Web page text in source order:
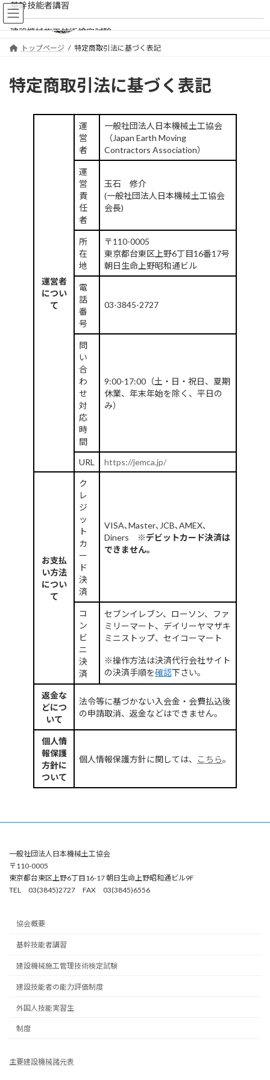
コ
ン
テ
ナ
ビ
ゲ
トップページ 特定商取引法に基づく表記
特定商取引法に基づく表記
運営者
につい
て
運
営
者
一般社団法人日本機械土工協会
（Japan Earth Moving
Contractors Association）
運
営
責
任
者
玉石 修介
(一般社団法人日本機械土工協会
会長)
所
在
地
〒110-0005
東京都台東区上野6丁目16番17号
朝日生命上野昭和通ビル
電
話
番
号
03-3845-2727
問
い
合
わ
せ
対
応
時
間
9:00-17:00（土・日・祝日、夏期
休業、年末年始を除く、平日の
み）
URL https://jemca.jp/
お支払
い方法
につい
て
ク
レ
ジ
ッ
ト
カ
ー
ド
決
済
VISA､Master､JCB､AMEX､
Diners ※デビットカード決済は
できません。
コ
ン
ビ
ニ
決
済
セブンイレブン、ローソン、ファ
ミリーマート、デイリーヤマザキ
ミニストップ、セイコーマート
※操作方法は決済代行会社サイト
の決済手順を確認下さい。
返金な
どにつ
いて
法令等に基づかない入会金・会費払込後
の申請取消、返金などはできません。
個人情
報保護
方針に
ついて
個人情報保護方針に関しては、 こちら。
一般社団法人日本機械土工協会
〒110-0005
東京都台東区上野6丁目16-17 朝日生命上野昭和通ビル9F
TEL 03(3845)2727 FAX 03(3845)6556
協会概要
基幹技能者講習
建設機械施工管理技術検定試験
建設技能者の能力評価制度
外国人技能実習生
制度
主要建設機械諸元表
基幹技能者講習
建設機械施工技術検定試験
外国人技能実習生
Contents
役員名簿（令和7年度）
東北支部
関東支部
賛助会員
基幹技能者講習
建設機械施工技術検定試験
建設技能者の能力評価制度